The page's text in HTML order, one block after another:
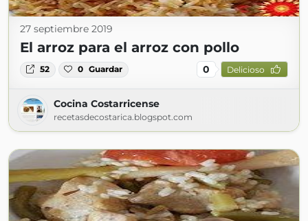
27 septiembre 2019
El arroz para el arroz con pollo
52 0 Guardar 0 Delicioso
Cocina Costarricense
recetasdecostarica.blogspot.com